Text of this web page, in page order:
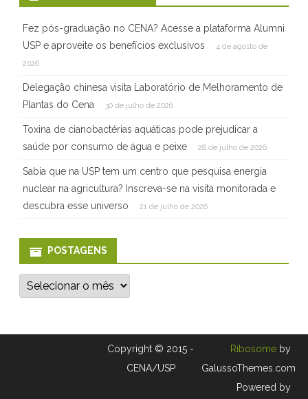
n
t
r
n
a
o
a
l
n
Fez pós-graduação no CENA? Acesse a plataforma Alumni
USP e aproveite os benefícios exclusivos
4 de agosto de
2026
Delegação chinesa visita Laboratório de Melhoramento de
Plantas do Cena
30 de julho de 2026
Toxina de cianobactérias aquáticas pode prejudicar a
saúde por consumo de água e peixe
28 de julho de 2026
Sabia que na USP tem um centro que pesquisa energia
nuclear na agricultura? Inscreva-se na visita monitorada e
descubra esse universo
21 de julho de 2026
POSTAGENS
P
s
g
Copyright © 2015 -
CENA/USP
Ribosomeby
GalussoThemes.com
Powered by